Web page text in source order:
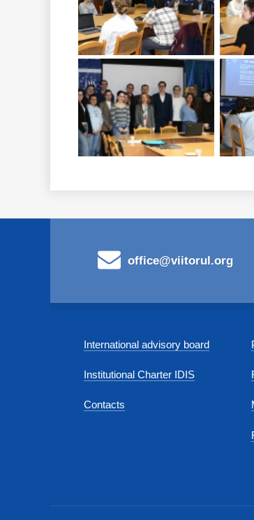
office@viitorul.org
International advisory board
Institutional Charter IDIS
Contacts